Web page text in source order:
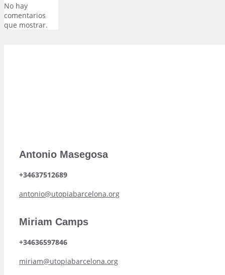
No hay
comentarios
que mostrar.
Antonio Masegosa
+34637512689
antonio@utopiabarcelona.org
Miriam Camps
+34636597846
miriam@utopiabarcelona.org